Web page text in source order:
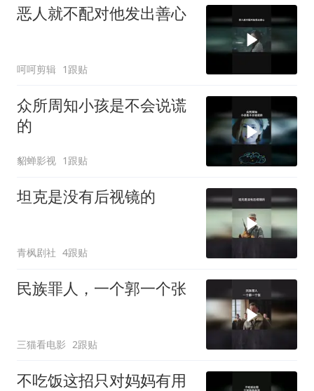
恶人就不配对他发出善心
呵呵剪辑 1跟贴
众所周知小孩是不会说谎
的
貂蝉影视 1跟贴
坦克是没有后视镜的
青枫剧社 4跟贴
民族罪人，一个郭一个张
三猫看电影 2跟贴
不吃饭这招只对妈妈有用